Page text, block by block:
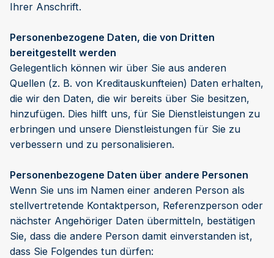
Ihrer Anschrift.
Personenbezogene Daten, die von Dritten
bereitgestellt werden
Gelegentlich können wir über Sie aus anderen
Quellen (z. B. von Kreditauskunfteien) Daten erhalten,
die wir den Daten, die wir bereits über Sie besitzen,
hinzufügen. Dies hilft uns, für Sie Dienstleistungen zu
erbringen und unsere Dienstleistungen für Sie zu
verbessern und zu personalisieren.
Personenbezogene Daten über andere Personen
Wenn Sie uns im Namen einer anderen Person als
stellvertretende Kontaktperson, Referenzperson oder
nächster Angehöriger Daten übermitteln, bestätigen
Sie, dass die andere Person damit einverstanden ist,
dass Sie Folgendes tun dürfen: